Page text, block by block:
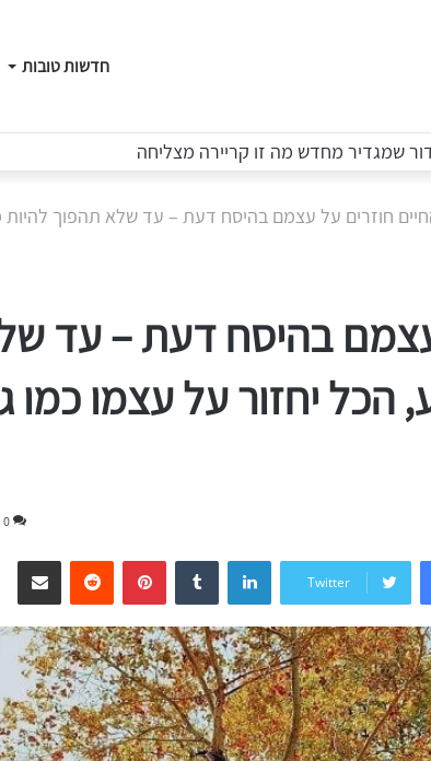
חדשות טובות
שמגדיר מחדש מה זו קריירה מצליחה
חוזרים על עצמם בהיסח דעת – עד שלא תהפוך להיות
עצמם בהיסח דעת – עד
הכל יחזור על עצמו כמו
0
Twitter
LinkedIn
Tumblr
Pinterest
Redditשיתוף